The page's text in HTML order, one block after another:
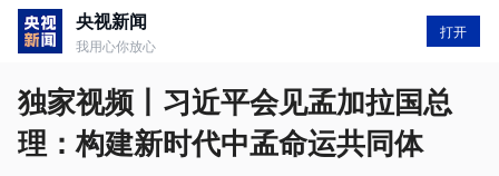
央视新闻
我用心你放心
打开
独家视频丨习近平会见孟加拉国总
理：构建新时代中孟命运共同体